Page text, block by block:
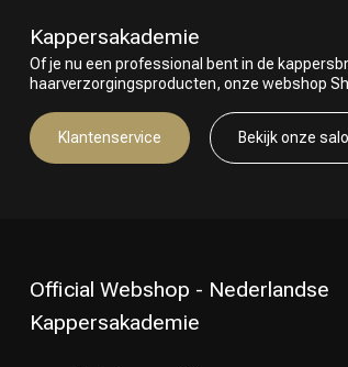
Merken
Kappersakademie
Of je nu een professional bent in de
haarverzorgingsproducten, onze webshop
Klantenservice Bekijk onze
Official Webshop - Nederlandse
Kappersakademie